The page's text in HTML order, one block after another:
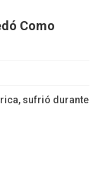
Como
sufrió durante